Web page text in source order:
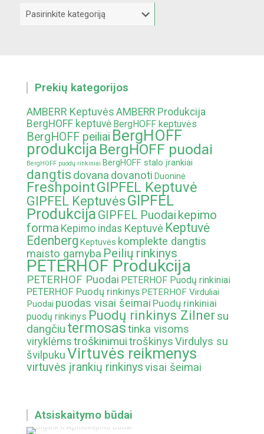
below
Prekių kategorijos
AMBERR Keptuvės AMBERR Produkcija
BergHOFF keptuvė BergHOFF keptuvės
BergHOFF peiliai BergHOFF
produkcija BergHOFF puodai
BergHOFF puodų rinkiniai BergHOFF stalo įrankiai
dangtis dovana dovanoti Duoninė
FreshpointGIPFEL Keptuvė
GIPFEL Keptuvės GIPFEL
Produkcija GIPFEL Puodai kepimo
forma Kepimo indas Keptuvė Keptuvė
Edenberg Keptuvės komplekte dangtis
maisto gamyba Peilių rinkinys
PETERHOF Produkcija
PETERHOF Puodai PETERHOF Puodų rinkiniai
PETERHOF Puodų rinkinys PETERHOF Virduliai
Puodai puodas visai šeimai Puodų rinkiniai
puodų rinkinys Puodų rinkinys Zilnersu
dangčiu termosastinka visoms
viryklėmstroškinimuitroškinysVirdulys su
švilpukuVirtuvės reikmenys
virtuvės įrankių rinkinysvisai šeimai
Atsiskaitymo būdai